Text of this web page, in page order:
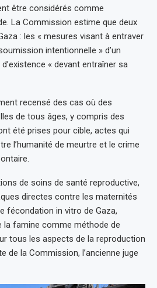
être considérés comme
La Commission estime que deux
: les « mesures visant à entraver
intentionnelle » d’un
« devant entraîner sa
recensé des cas où des
de tous âges, y compris des
été prises pour cible, actes qui
l’humanité de meurtre et le crime
de soins de santé reproductive,
directes contre les maternités
fécondation in vitro de Gaza,
la famine comme méthode de
tous les aspects de la reproduction
de la Commission, l’ancienne juge